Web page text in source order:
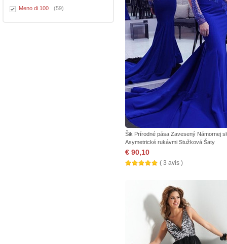
Meno di 100
(59)
Šik Prírodné pása Zavesený Námornej
Asymetrické rukávmi Stužková Šaty
€ 90,10
( 3 avis )